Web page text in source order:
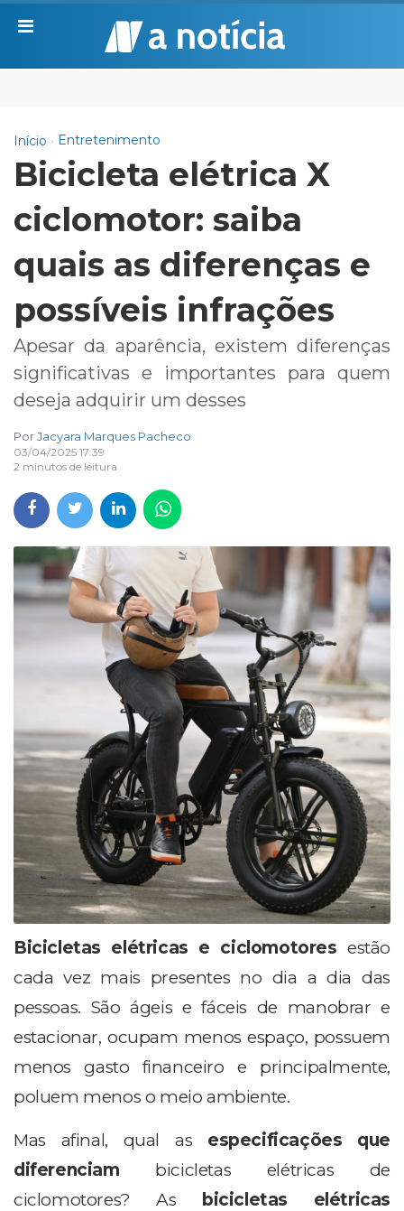
Início Entretenimento
Bicicleta elétrica X
ciclomotor: saiba
quais as diferenças e
possíveis infrações
Apesar da aparência, existem diferenças
significativas e importantes para quem
deseja adquirir um desses
PorJacyara Marques Pacheco
03/04/2025 17:39
2 minutos de leitura
Bicicletas elétricas e ciclomotores estão
cada vez mais presentes no dia a dia das
pessoas. São ágeis e fáceis de manobrar e
estacionar, ocupam menos espaço, possuem
menos gasto financeiro e principalmente,
poluem menos o meio ambiente.
Mas afinal, qual as especificações que
diferenciam bicicletas elétricas de
ciclomotores? As bicicletas elétricas